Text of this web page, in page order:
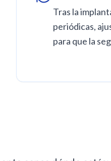
Tras la
periódicas,
para que la